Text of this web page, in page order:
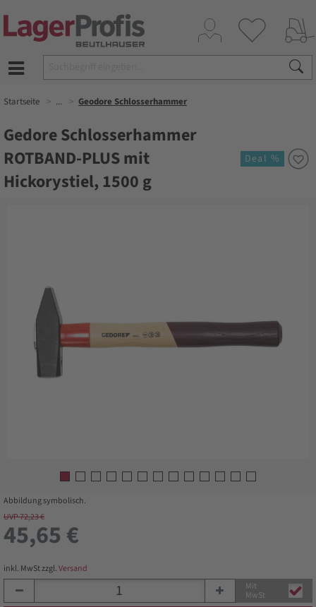
Startseite ... Geodore Schlosserhammer
Gedore Schlosserhammer
ROTBAND-PLUS mit
Hickorystiel, 1500 g
Deal %
Abbildung symbolisch.
UVP 72,23 €
45,65 €
inkl. MwSt zzgl.Versand
Mit
MwSt